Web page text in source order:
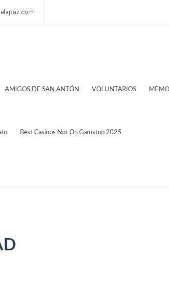
AMIGOS DE SAN ANTÓN VOLUNTARIOS
Best Casinos Not On Gamstop 2025